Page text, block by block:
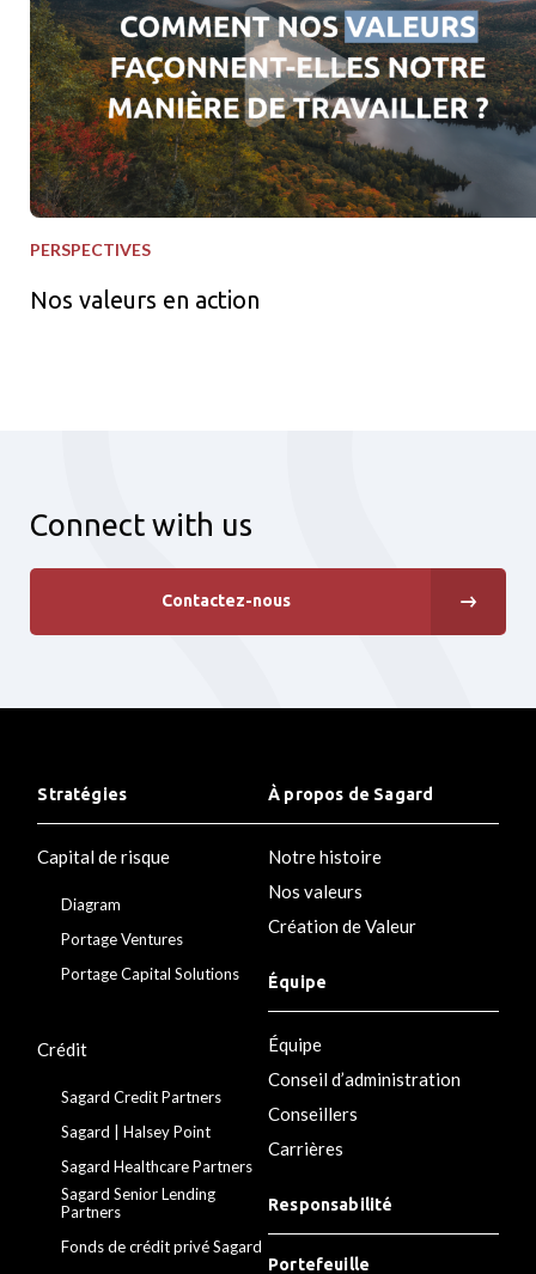
PERSPECTIVES
Nos valeurs en action
Connect with us
Contactez-nous
Stratégies
Capital de risque
Diagram
Portage Ventures
Portage Capital Solutions
Crédit
Sagard Credit Partners
Sagard | Halsey Point
Sagard Healthcare Partners
Sagard Senior Lending
Partners
Fonds de crédit privé Sagard
À propos de Sagard
Notre histoire
Nos valeurs
Création de Valeur
Équipe
Équipe
Conseil d’administration
Conseillers
Carrières
Responsabilité
Portefeuille